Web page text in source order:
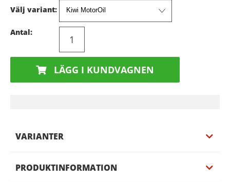
Välj variant:
Antal:
LÄGG I KUNDVAGNEN
VARIANTER
PRODUKTINFORMATION